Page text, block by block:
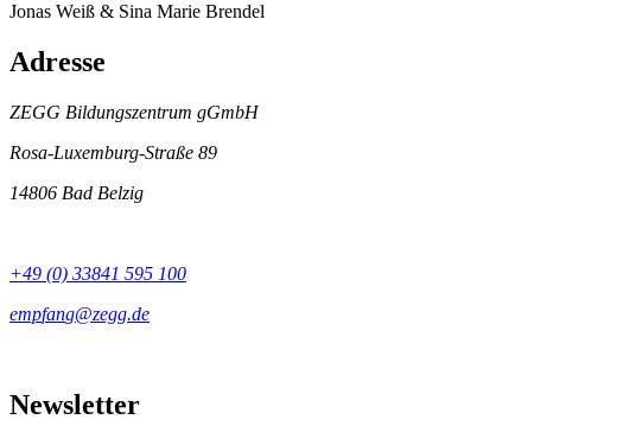
Jonas Weiß & Sina Marie Brendel
Adresse
ZEGG Bildungszentrum gGmbH
Rosa-Luxemburg-Straße 89
14806 Bad Belzig
+49 (0) 33841 595 100
Newsletter